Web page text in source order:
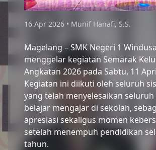
16 Apr 2026 • Munif Hanafi, S.S.
Magelang – SMK Negeri 1
menggelar kegiatan Semarak
Angkatan 2026 pada Sabtu, 11
Kegiatan ini diikuti oleh seluruh
yang telah menyelesaikan
belajar mengajar di sekolah,
apresiasi sekaligus momen
setelah menempuh pendidikan
tahun.